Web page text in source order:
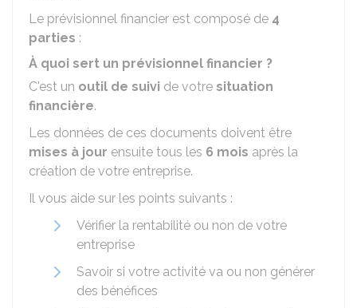
Le prévisionnel financier est composé de 4
parties :
À quoi sert un prévisionnel financier ?
C'est un outil de suivi de votre situation
financière.
Les données de ces documents doivent être
mises à jour ensuite tous les 6 mois après la
création de votre entreprise.
Il vous aide sur les points suivants :
Vérifier la rentabilité ou non de votre
entreprise
Savoir si votre activité va ou non générer
des bénéfices